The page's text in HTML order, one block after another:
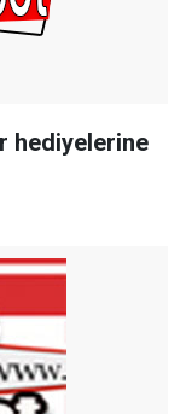
hediyelerine